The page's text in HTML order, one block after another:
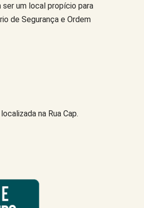
um local propício para
de Segurança e Ordem
na Rua Cap.